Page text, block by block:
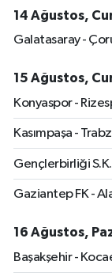
14 Ağustos,
Galatasaray -
15 Ağustos,
Konyaspor -
Kasımpaşa -
Gençlerbirliği
Gaziantep FK -
16 Ağustos,
Başakşehir -